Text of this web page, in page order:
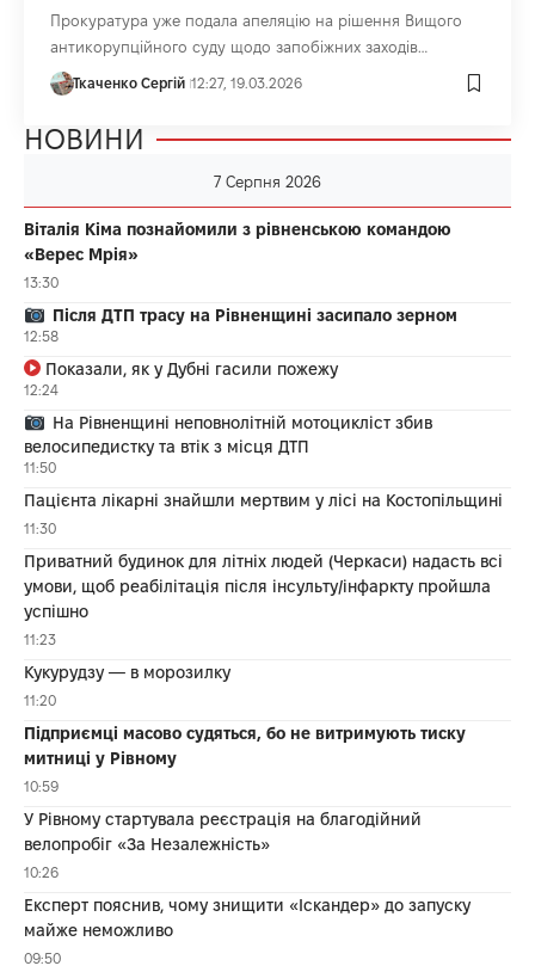
Прокуратура уже подала апеляцію на рішення Вищого
антикорупційного суду щодо запобіжних заходів…
Ткаченко Сергій 12:27, 19.03.2026
НОВИНИ
7 Серпня 2026
Віталія Кіма познайомили з рівненською командою
«Верес Мрія»
13:30
Після ДТП трасу на Рівненщині засипало зерном
12:58
Показали, як у Дубні гасили пожежу
12:24
На Рівненщині неповнолітній мотоцикліст збив
велосипедистку та втік з місця ДТП
11:50
Пацієнта лікарні знайшли мертвим у лісі на Костопільщині
11:30
Приватний будинок для літніх людей (Черкаси) надасть всі
умови, щоб реабілітація після інсульту/інфаркту пройшла
успішно
11:23
Кукурудзу — в морозилку
11:20
Підприємці масово судяться, бо не витримують тиску
митниці у Рівному
10:59
У Рівному стартувала реєстрація на благодійний
велопробіг «За Незалежність»
10:26
Експерт пояснив, чому знищити «Іскандер» до запуску
майже неможливо
09:50